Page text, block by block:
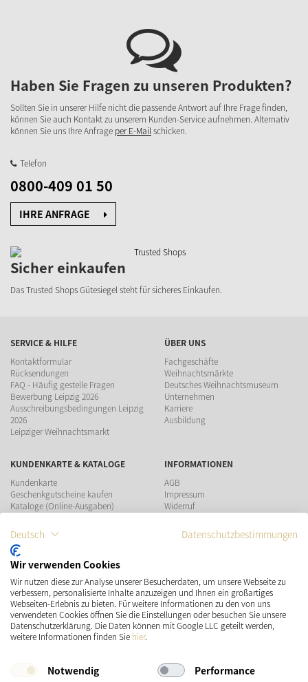
Haben Sie Fragen zu unseren Produkten?
Sollten Sie in unserer Hilfe nicht die passende Antwort auf Ihre Frage finden,
können Sie auch Kontakt zu unserem Kunden-Service aufnehmen. Alternativ
können Sie uns Ihre Anfrage per E-Mailschicken.
Telefon
0800-409 01 50
IHRE ANFRAGE
Sicher einkaufen
Das Trusted Shops Gütesiegel steht für sicheres Einkaufen.
SERVICE & HILFE
Kontaktformular
Rücksendungen
FAQ - Häufig gestelle Fragen
Bewerbung Leipzig 2026
Ausschreibungsbedingungen Leipzig
2026
Leipziger Weihnachtsmarkt
ÜBER UNS
Fachgeschäfte
Weihnachtsmärkte
Deutsches Weihnachtsmuseum
Unternehmen
Karriere
Ausbildung
KUNDENKARTE & KATALOGE
Kundenkarte
Geschenkgutscheine kaufen
Kataloge (Online-Ausgaben)
INFORMATIONEN
AGB
Impressum
Widerruf
Teilnahmebedingungen Gewinnspiel
ZAHLUNGSMÖGLICHKEITEN
VERSAND SOCIAL MEDIA
Deutsch Datenschutzbestimmungen
Wir verwenden Cookies
Wir nutzen diese zur Analyse unserer Besucherdaten, um unsere Webseite zu
verbessern, personalisierte Inhalte anzuzeigen und Ihnen ein großartiges
Webseiten-Erlebnis zu bieten. Für weitere Informationen zu den von uns
verwendeten Cookies öffnen Sie die Einstellungen oder besuchen Sie unsere
Datenschutzerklärung. Die Daten können mit Google LLC geteilt werden,
weitere Informationen finden Sie hier.
Notwendig Performance